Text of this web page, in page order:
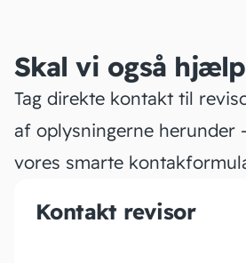
Skal vi også
Tag direkte kontakt til
af oplysningerne herunder
vores smarte
Kontakt revisor